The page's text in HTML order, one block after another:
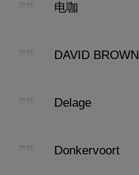
电咖
DAVID BROWN
Delage
Donkervoort